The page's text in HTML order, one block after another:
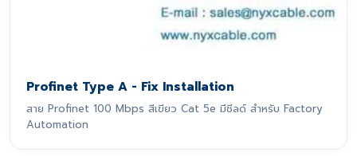
Profinet Type A - Fix Installation
สาย Profinet 100 Mbps สีเขียว Cat 5e มีชีลด์ สำหรับ Factory
Automation